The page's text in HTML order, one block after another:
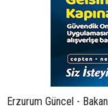
Erzurum Güncel -